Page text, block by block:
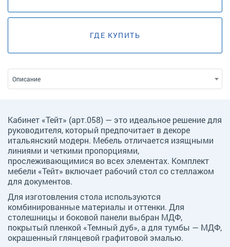
ГДЕ КУПИТЬ
Описание
Кабинет «Тейт» (арт.058) — это идеальное решение для
руководителя, который предпочитает в декоре
итальянский модерн. Мебель отличается изящными
линиями и четкими пропорциями,
прослеживающимися во всех элементах. Комплект
мебели «Тейт» включает рабочий стол со стеллажом
для документов.
Для изготовления стола используются
комбинированные материалы и оттенки. Для
столешницы и боковой панели выбран МДФ,
покрытый пленкой «Темный дуб», а для тумбы — МДФ,
окрашенный глянцевой графитовой эмалью.